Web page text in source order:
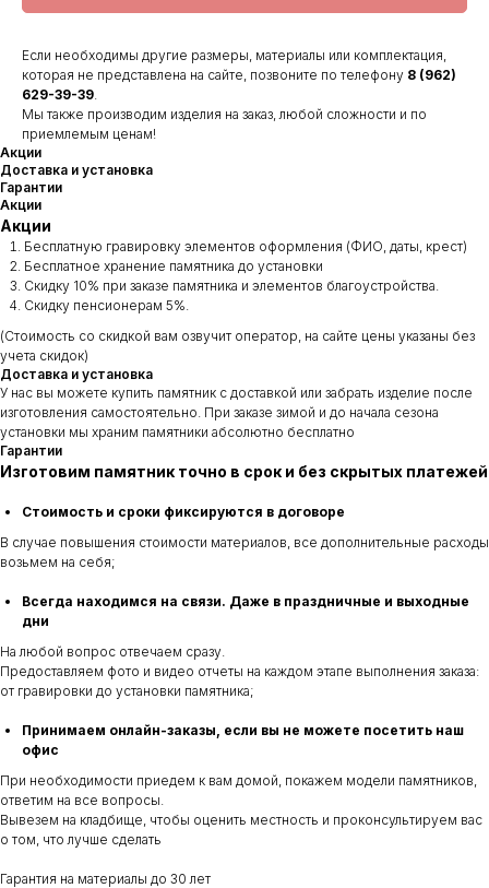
Если необходимы другие размеры, материалы или комплектация,
которая не представлена на сайте, позвоните по телефону 8 (962)
629-39-39
Мы также производим изделия на заказ, любой сложности и по
приемлемым ценам!
Акции
Доставка и установка
Гарантии
Акции
Акции
Бесплатную гравировку элементов оформления (ФИО, даты, крест)
Бесплатное хранение памятника до установки
Скидку 10% при заказе памятника и элементов благоустройства.
Скидку пенсионерам 5%.
(Стоимость со скидкой вам озвучит оператор, на сайте цены указаны без
учета скидок)
Доставка и установка
У нас вы можете купить памятник с доставкой или забрать изделие после
изготовления самостоятельно. При заказе зимой и до начала сезона
установки мы храним памятники абсолютно бесплатно
Гарантии
Изготовим памятник точно в срок и без скрытых платежей
Стоимость и сроки фиксируются в договоре
В случае повышения стоимости материалов, все дополнительные расходы
возьмем на себя;
Всегда находимся на связи. Даже в праздничные и выходные
дни
На любой вопрос отвечаем сразу.
Предоставляем фото и видео отчеты на каждом этапе выполнения заказа:
от гравировки до установки памятника;
Принимаем онлайн-заказы, если вы не можете посетить наш
офис
При необходимости приедем к вам домой, покажем модели памятников,
ответим на все вопросы.
Вывезем на кладбище, чтобы оценить местность и проконсультируем вас
о том, что лучше сделать
Гарантия на материалы до 30 лет